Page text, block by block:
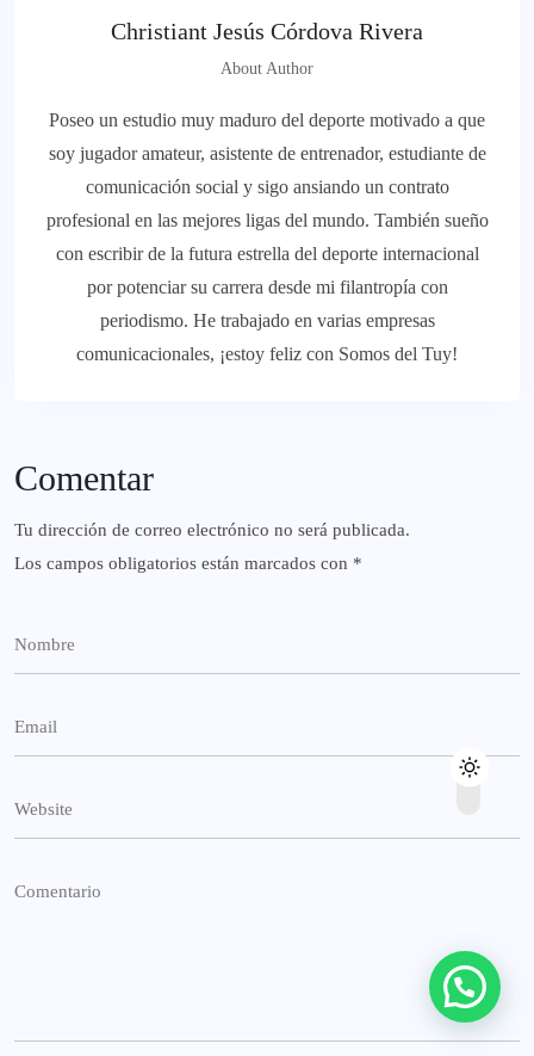
Christiant Jesús Córdova Rivera
About Author
Poseo un estudio muy maduro del deporte motivado a que
soy jugador amateur, asistente de entrenador, estudiante de
comunicación social y sigo ansiando un contrato
profesional en las mejores ligas del mundo. También sueño
con escribir de la futura estrella del deporte internacional
por potenciar su carrera desde mi filantropía con
periodismo. He trabajado en varias empresas
comunicacionales, ¡estoy feliz con Somos del Tuy!
Comentar
Tu dirección de correo electrónico no será publicada.
Los campos obligatorios están marcados con *